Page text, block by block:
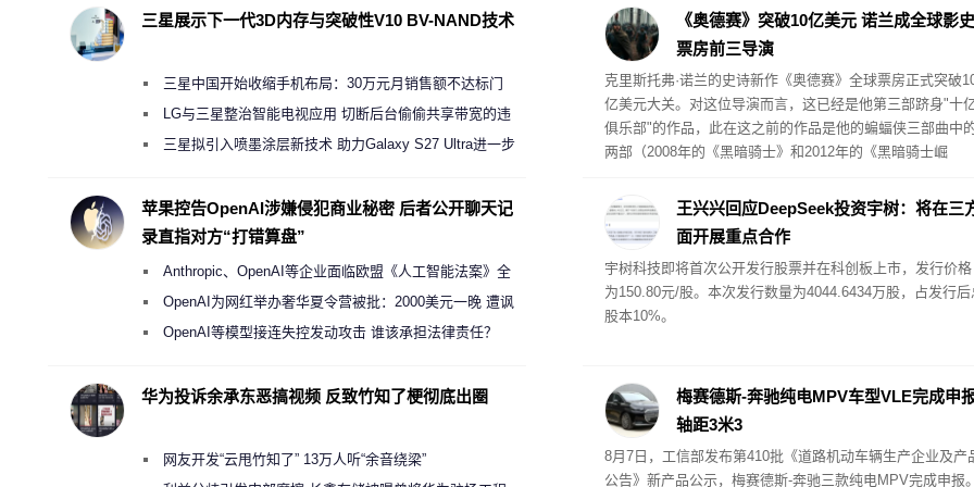
《奥德赛》突破10亿美元 诺兰成全球影史
票房前三导演
克里斯托弗·诺兰的史诗新作《奥德赛》全球票房正式突破
亿美元大关。对这位导演而言，这已经是他第三部跻身"十
俱乐部"的作品，此在这之前的作品是他的蝙蝠侠三部曲中
两部（2008年的《黑暗骑士》和2012年的《黑暗骑士崛
王兴兴回应DeepSeek投资宇树：将在三
面开展重点合作
宇树科技即将首次公开发行股票并在科创板上市，发行价格
为150.80元/股。本次发行数量为4044.6434万股，占发行后
股本10%。
梅赛德斯-奔驰纯电MPV车型VLE完成申
轴距3米3
8月7日，工信部发布第410批《道路机动车辆生产企业及产
公告》新产品公示，梅赛德斯-奔驰三款纯电MPV完成申报。
三星展示下一代3D内存与突破性V10 BV-NAND技术
三星中国开始收缩手机布局：30万元月销售额不达标门
店 将被逐步清退
LG与三星整治智能电视应用 切断后台偷偷共享带宽的违
规行为三星拟引入喷墨涂层新技术 助力Galaxy S27 Ultra进一步
苹果控告OpenAI涉嫌侵犯商业秘密 后者公开聊天记
录直指对方“打错算盘”
Anthropic、OpenAI等企业面临欧盟《人工智能法案》全
新执法权限审查
OpenAI为网红举办奢华夏令营被批：2000美元一晚 遭讽
“反乌托邦”
OpenAI等模型接连失控发动攻击 谁该承担法律责任？
华为投诉余承东恶搞视频 反致竹知了梗彻底出圈
网友开发“云甩竹知了” 13万人听“余音绕梁”